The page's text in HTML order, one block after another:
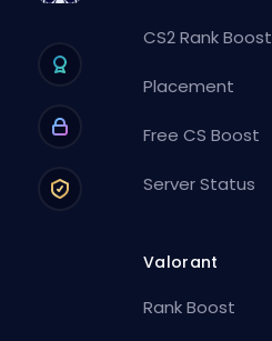
CS2 Rank Boost
Placement
Free CS Boost
Server Status
Valorant
Rank Boost